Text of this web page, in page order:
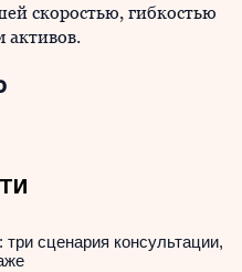
скоростью, гибкостью
активов.
сценария консультации,